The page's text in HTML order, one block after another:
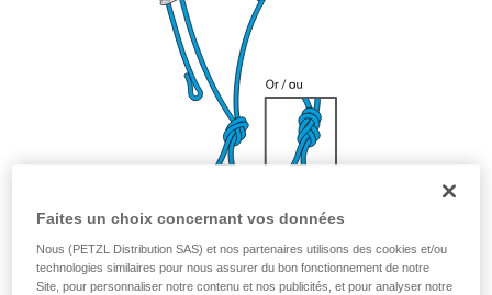
Avec JANE 2 m ou PROGRESS ADJUST-I 3 m
Faites un choix concernant vos données
Nous (PETZL Distribution SAS) et nos partenaires utilisons des cookies et/ou
technologies similaires pour nous assurer du bon fonctionnement de notre
Site, pour personnaliser notre contenu et nos publicités, et pour analyser notre